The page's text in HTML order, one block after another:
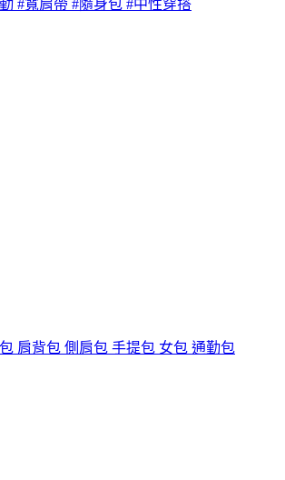
#寬肩帶 #隨身包 #中性穿搭
肩背包 側肩包 手提包 女包 通勤包